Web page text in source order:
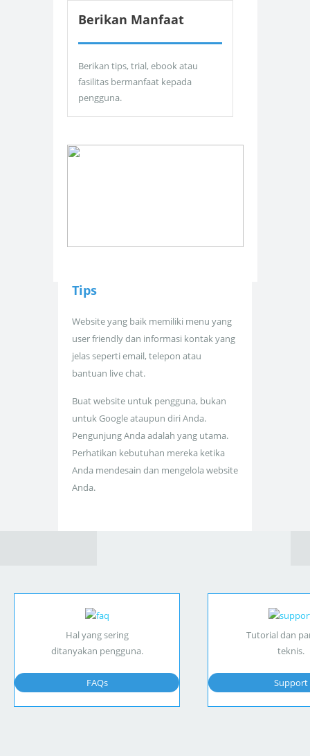
Berikan Manfaat
Berikan tips, trial, ebook atau
fasilitas bermanfaat kepada
pengguna.
Tips
Website yang baik memiliki menu yang
user friendly dan informasi kontak yang
jelas seperti email, telepon atau
bantuan live chat.
Buat website untuk pengguna, bukan
untuk Google ataupun diri Anda.
Pengunjung Anda adalah yang utama.
Perhatikan kebutuhan mereka ketika
Anda mendesain dan mengelola website
Anda.
Hal yang sering
ditanyakan pengguna.
FAQs
Tutorial dan
teknis.
Support